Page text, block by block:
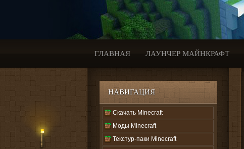
ГЛАВНАЯ ЛАУНЧЕР МАЙНКРАФТ
НАВИГАЦИЯ
Скачать Minecraft
Моды Minecraft
Текстур-паки Minecraft